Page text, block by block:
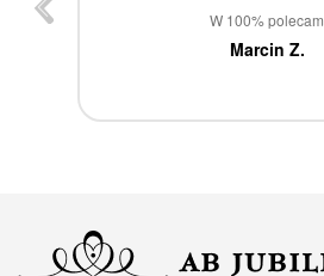
W 100% polecam
Marcin Z.